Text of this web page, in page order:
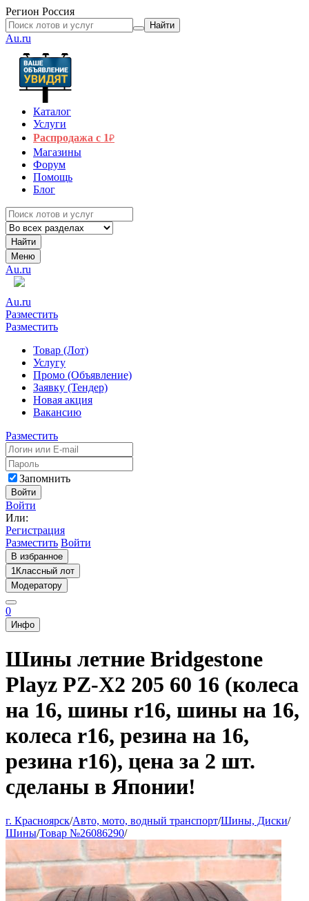
Регион Россия
Найти
Au.ru
Каталог
Услуги
Распродажа с 1₽
Магазины
Форум
Помощь
Блог
Найти
Меню
Au.ru
Au.ru
Разместить
Разместить
Товар (Лот)
Услугу
Промо (Объявление)
Заявку (Тендер)
Новая акция
Вакансию
Разместить
Запомнить
Войти
Войти
Или:
Регистрация
Разместить Войти
В избранное
1Классный лот
Модератору
0
Инфо
Шины летние Bridgestone
Playz PZ-X2 205 60 16 (колеса
на 16, шины r16, шины на 16,
колеса r16, резина на 16,
резина r16), цена за 2 шт.
сделаны в Японии!
г. Красноярск/Авто, мото, водный транспорт/Шины, Диски/
Шины/Товар №26086290/